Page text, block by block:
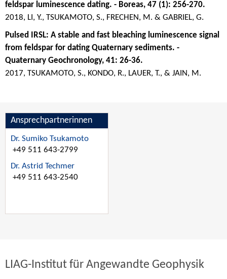
feldspar luminescence dating. - Boreas, 47 (1): 256-270.
2018, LI, Y., TSUKAMOTO, S., FRECHEN, M. & GABRIEL, G.
Pulsed IRSL: A stable and fast bleaching luminescence signal
from feldspar for dating Quaternary sediments. -
Quaternary Geochronology, 41: 26-36.
2017, TSUKAMOTO, S., KONDO, R., LAUER, T., & JAIN, M.
Ansprechpartnerinnen
Dr. Sumiko Tsukamoto
+49 511 643-2799
Dr. Astrid Techmer
+49 511 643-2540
LIAG-Institut für Angewandte Geophysik